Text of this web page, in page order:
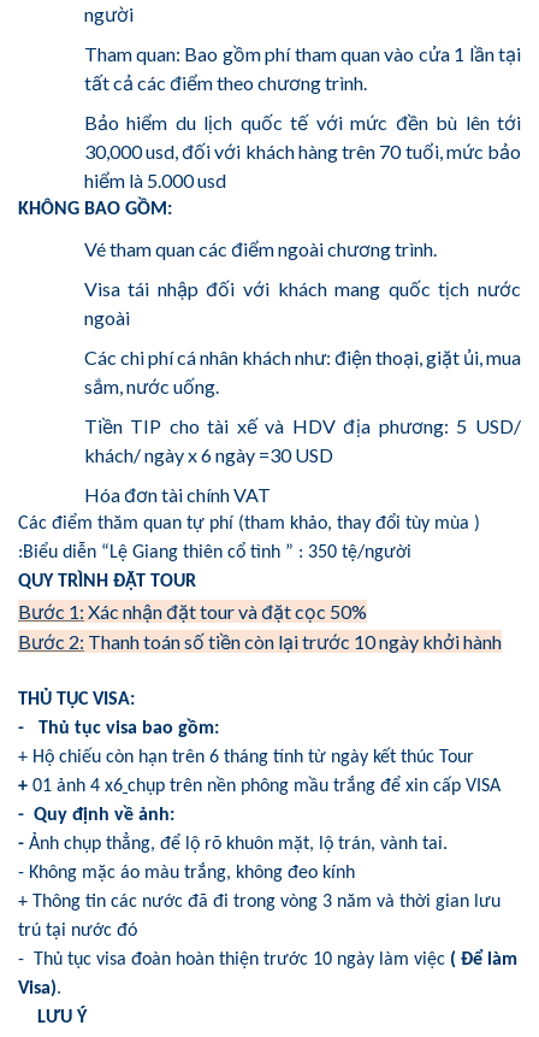
người
Tham quan: Bao gồm phí tham quan vào cửa 1 lần tại
tất cả các điểm theo chương trình.
Bảo hiểm du lịch quốc tế với mức đền bù lên tới
30,000 usd, đối với khách hàng trên 70 tuổi, mức bảo
hiểm là 5.000 usd
KHÔNG BAO GỒM:
Vé tham quan các điểm ngoài chương trình.
Visa tái nhập đối với khách mang quốc tịch nước
ngoài
Các chi phí cá nhân khách như: điện thoại, giặt ủi, mua
sắm, nước uống.
Tiền TIP cho tài xế và HDV địa phương: 5 USD/
khách/ ngày x 6 ngày =30 USD
Hóa đơn tài chính VAT
Các điểm thăm quan tự phí (tham khảo, thay đổi tùy mùa )
:Biểu diễn “Lệ Giang thiên cổ tình ” : 350 tệ/người
QUY TRÌNH ĐẶT TOUR
Bước 1: Xác nhận đặt tour và đặt cọc 50%
Bước 2: Thanh toán số tiền còn lại trước 10 ngày khởi hành
THỦ TỤC VISA:
- Thủ tục visa bao gồm:
+ Hộ chiếu còn hạn trên 6 tháng tính từ ngày kết thúc Tour
+ 01 ảnh 4 x6 chụp trên nền phông mầu trắng để xin cấp VISA
- Quy định về ảnh:
- Ảnh chụp thẳng, để lộ rõ khuôn mặt, lộ trán, vành tai.
- Không mặc áo màu trắng, không đeo kính
+ Thông tin các nước đã đi trong vòng 3 năm và thời gian lưu
trú tại nước đó
- Thủ tục visa đoàn hoàn thiện trước 10 ngày làm việc ( Để làm
Visa).
LƯU Ý